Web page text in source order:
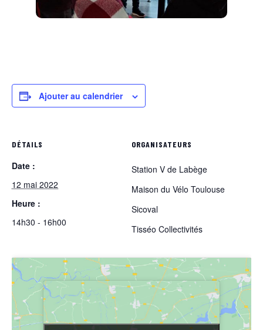
Ajouter au calendrier
DÉTAILS
Date :
12 mai 2022
Heure :
14h30 - 16h00
ORGANISATEURS
Station V de Labège
Maison du Vélo Toulouse
Sicoval
Tisséo Collectivités